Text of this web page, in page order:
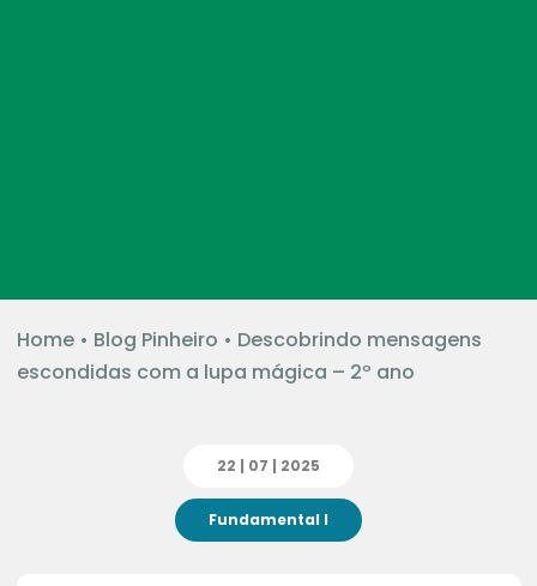
Home• Blog Pinheiro • Descobrindo mensagens
escondidas com a lupa mágica – 2º ano
22 | 07 | 2025
Fundamental I